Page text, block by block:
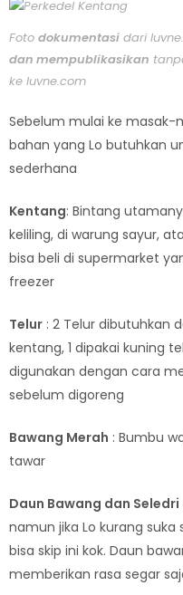
Foto dokumentasi dari
dan mempublikasikan
ke luvne.com
Sebelum mulai ke masak-
bahan yang Lo butuhkan
sederhana
Kentang: Bintang
keliling, di warung sayur,
bisa beli di supermarket
freezer
Telur : 2 Telur dibutuhkan
kentang, 1 dipakai kuning
digunakan dengan cara
sebelum digoreng
Bawang Merah : Bumbu
tawar
Daun Bawang dan Seledri
namun jika Lo kurang
bisa skip ini kok. Daun
memberikan rasa segar